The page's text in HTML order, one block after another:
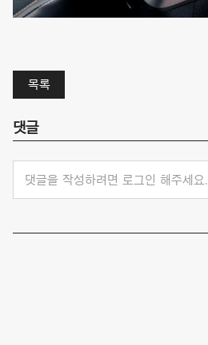
목록
댓글
댓글을 작성하려면 로그인 해주세요.